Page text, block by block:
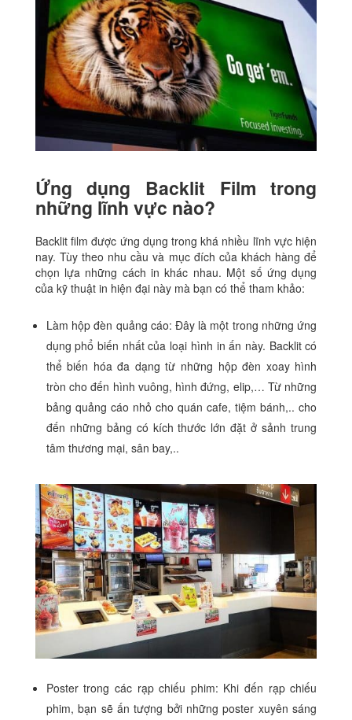
Ứng dụng Backlit Film trong
những lĩnh vực nào?
Backlit film được ứng dụng trong khá nhiều lĩnh vực hiện
nay. Tùy theo nhu cầu và mục đích của khách hàng để
chọn lựa những cách in khác nhau. Một số ứng dụng
của kỹ thuật in hiện đại này mà bạn có thể tham khảo:
Làm hộp đèn quảng cáo: Đây là một trong những ứng
dụng phổ biến nhất của loại hình in ấn này. Backlit có
thể biến hóa đa dạng từ những hộp đèn xoay hình
tròn cho đến hình vuông, hình đứng, elip,… Từ những
bảng quảng cáo nhỏ cho quán cafe, tiệm bánh,.. cho
đến những bảng có kích thước lớn đặt ở sảnh trung
tâm thương mại, sân bay,..
Poster trong các rạp chiếu phim: Khi đến rạp chiếu
phim, bạn sẽ ấn tượng bởi những poster xuyên sáng